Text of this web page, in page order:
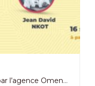
Webinaire consommer local par l’agence Omenkart le Mercredi 15 Septembre